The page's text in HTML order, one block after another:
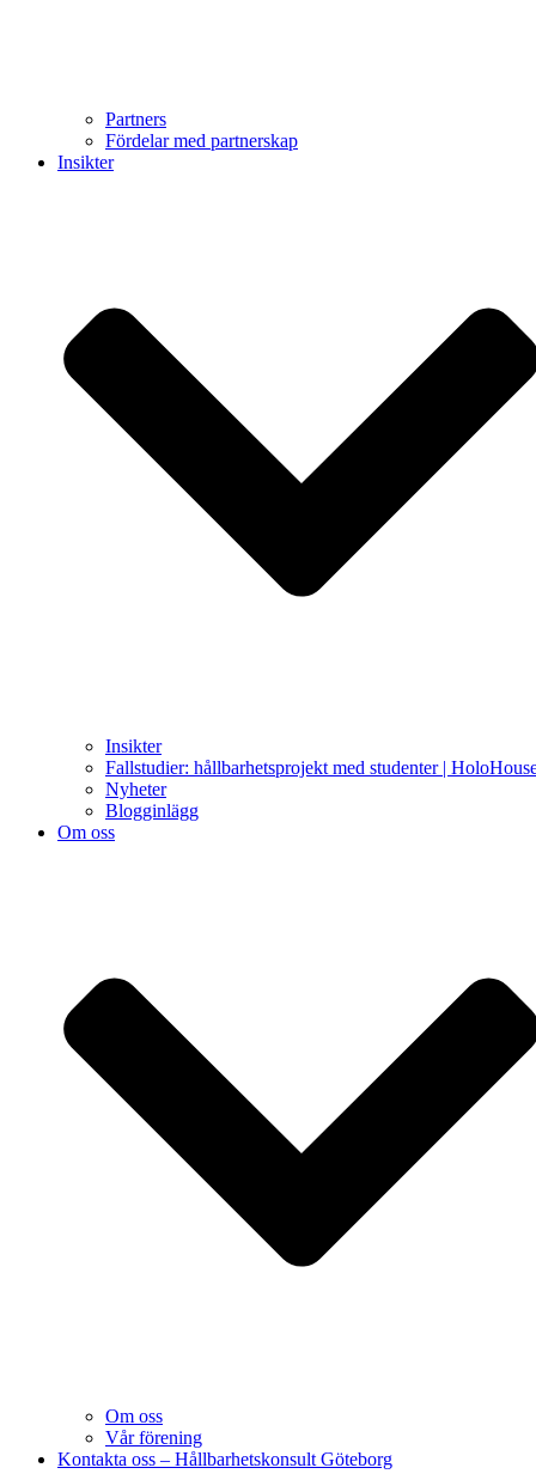
Partners
Fördelar med partnerskap
Insikter
Insikter
Fallstudier: hållbarhetsprojekt med studenter |
Nyheter
Blogginlägg
Om oss
Om oss
Vår förening
Kontakta oss – Hållbarhetskonsult Göteborg